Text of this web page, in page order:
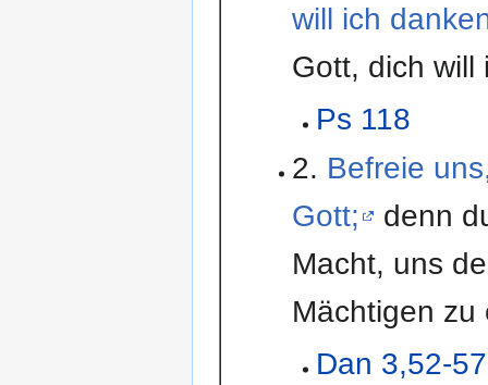
will ich
Gott, dich will
Ps 118
2. Befreie
Gott;
denn
Macht, uns
Mächtigen zu
Dan 3,52-57